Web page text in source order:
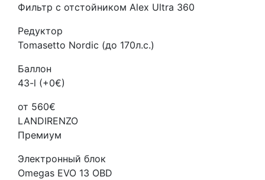
Фильтр с отстойником Alex Ultra 360
Редуктор
Tomasetto Nordic (до 170л.с.)
Баллон
43-l (+0€)
от 560€
LANDIRENZO
Премиум
Электронный блок
Omegas EVO 13 OBD